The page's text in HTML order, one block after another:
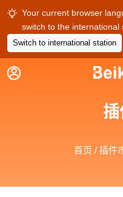
 Your current browser
switch to the international
Switch to international station

首页 / 插件